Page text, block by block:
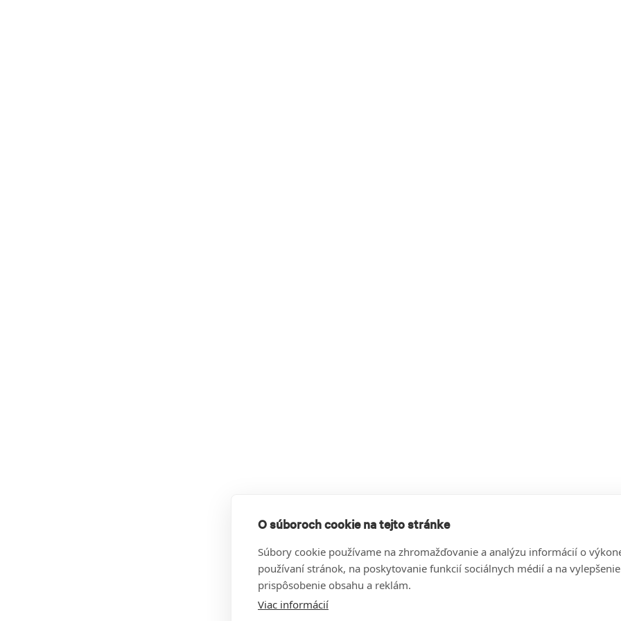
O súboroch cookie na tejto stránke
Súbory cookie používame na zhromažďovanie a analýzu informácií o
používaní stránok, na poskytovanie funkcií sociálnych médií a na
prispôsobenie obsahu a reklám.
Viac informácií